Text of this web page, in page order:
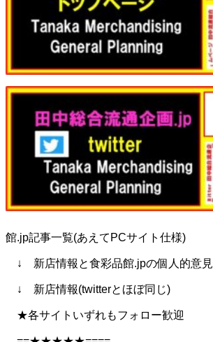
館.jp記事一覧(あえてPCサイト仕様)
↓ 新店情報と食彩品館.jpの個人的意見
↓ 新店情報(twitterとほぼ同じ)
★各サイトいずれもフォロー歓迎